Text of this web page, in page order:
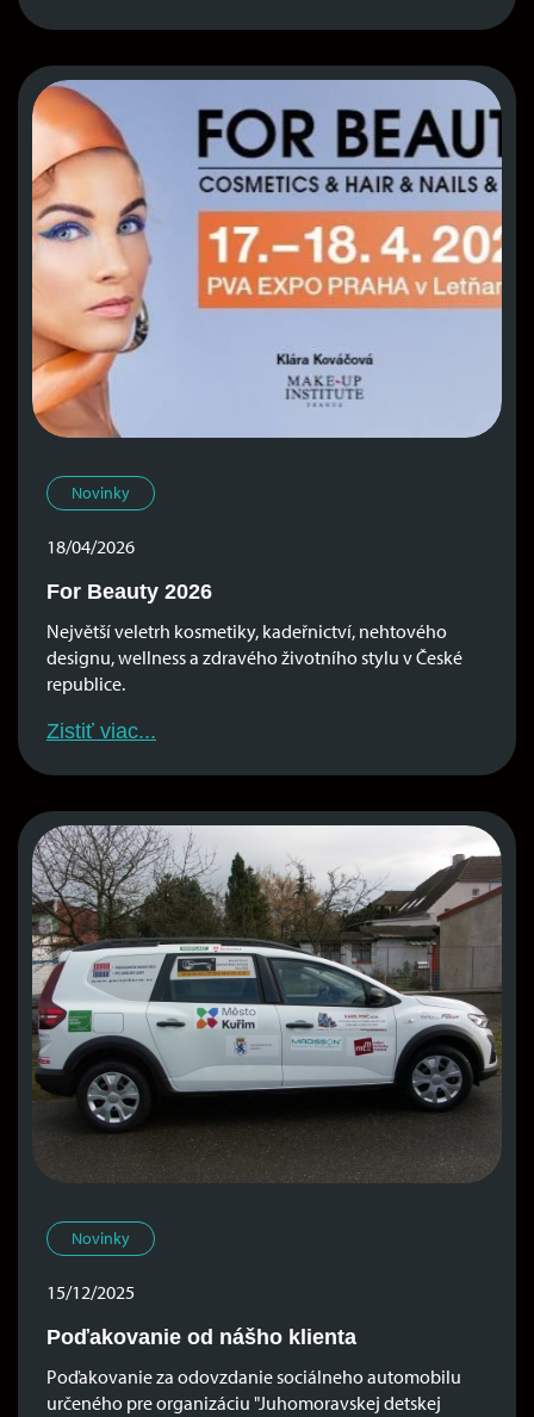
Novinky
18/04/2026
For Beauty 2026
Největší veletrh kosmetiky, kadeřnictví, nehtového
designu, wellness a zdravého životního stylu v České
republice.
Zistiť viac...
Novinky
15/12/2025
Poďakovanie od nášho klienta
Poďakovanie za odovzdanie sociálneho automobilu
určeného pre organizáciu "Juhomoravskej detskej